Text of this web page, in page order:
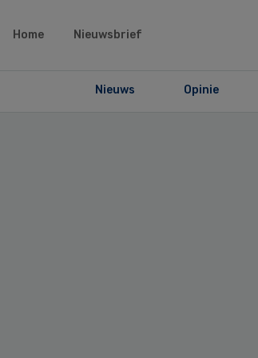
Home Nieuwsbrief
Nieuws Opinie